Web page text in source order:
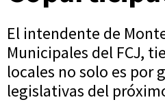
El intendente de
Municipales del FCJ,
locales no solo es por
legislativas del